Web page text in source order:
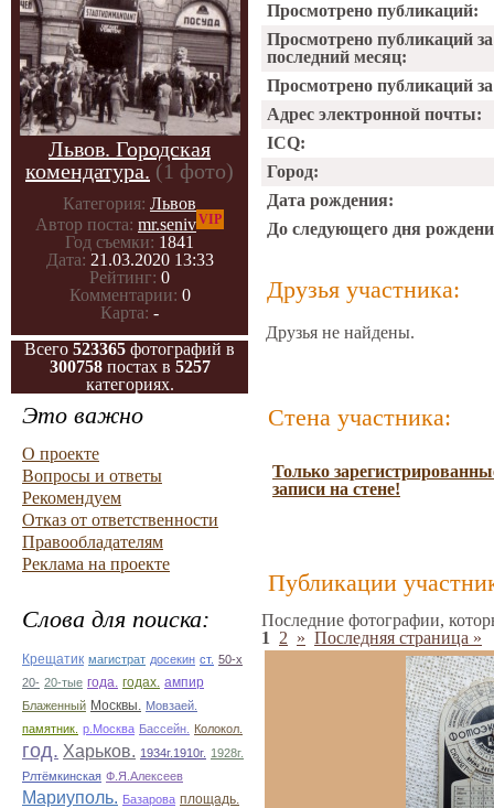
Львов. Городская
комендатура. (1 фото)
Категория: Львов
Автор поста: mr.senivVIP
Год съемки: 1841
Дата: 21.03.2020 13:33
Рейтинг: 0
Комментарии: 0
Карта: -
Всего 523365 фотографий в
300758постах в 5257
категориях.
Это важно
О проекте
Вопросы и ответы
Рекомендуем
Отказ от ответственности
Правообладателям
Реклама на проекте
Слова для поиска:
Крещатик магистрат досекин ст. 50-х
20- 20-тые года. годах. ампир
Блаженный Москвы.
Мовзаей.
памятник. р.Москва Бассейн. Колокол.
год. Харьков. 1934г.1910г. 1928г.
Рлтёмкинская Ф.Я.Алексеев
Мариуполь. Базарова площадь.
Просмотрено публикаций:
Просмотрено публикаций за
последний месяц:
Просмотрено публикаций за
Адрес электронной почты:
ICQ:
Город:
Дата рождения:
До следующего дня
Друзья участника:
Друзья не найдены.
Стена участника:
Только
записи на стене!
Публикации
Последние фотографии,
1
2 » Последняя страница »